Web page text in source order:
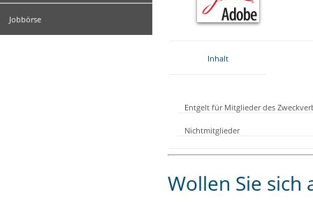
Jobbörse
Inhalt
Entgelt für Mitglieder des
Nichtmitglieder
Wollen Sie sich